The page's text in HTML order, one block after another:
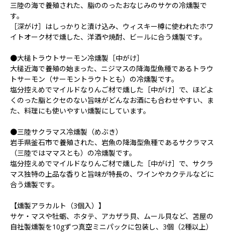
三陸の海で養殖された、脂ののったおなじみのサケの冷燻製で
す。
［深がけ］はしっかりと漬け込み、ウィスキー樽に使われたホワ
イトオーク材で燻した、洋酒や焼酎、ビールに合う燻製です。
●大槌トラウトサーモン冷燻製［中がけ］
大槌近海で養殖の始まった、ニジマスの降海型魚種であるトラウ
トサーモン（サーモントラウトとも）の冷燻製です。
塩分控えめでマイルドなりんご材で燻した［中がけ］で、ほどよ
くのった脂とクセのない旨味がどんなお酒にも合わせやすい、ま
た、料理にも使いやすい燻製にしています。
●三陸サクラマス冷燻製（めぶき）
岩手県釜石市で養殖された、岩魚の降海型魚種であるサクラマス
（三陸ではママスとも）の冷燻製です。
塩分控えめでマイルドなりんご材で燻した［中がけ］で、サクラ
マス独特の上品な香りと旨味が特長の、ワインやカクテルなどに
合う燻製です。
【燻製アラカルト（3個入）】
サケ・マスや牡蛎、ホタテ、アカザラ貝、ムール貝など、苫屋の
自社製燻製を10gずつ真空ミニパックに包装し、3個（2種以上）